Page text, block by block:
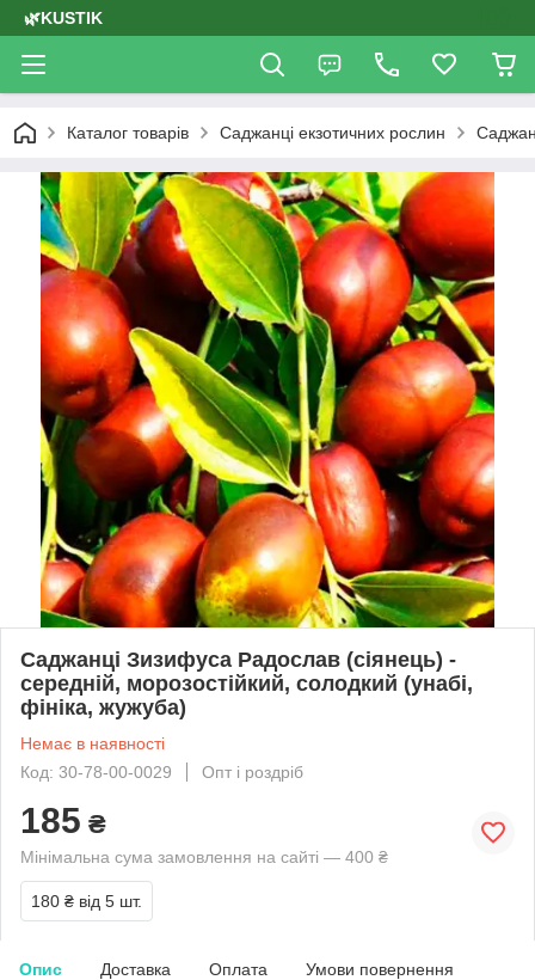
🌿KUSTIK
Каталог товарів Саджанці екзотичних рослин
Саджанці Зизифуса Радослав (сіянець) -
середній, морозостійкий, солодкий (унабі,
фініка, жужуба)
Немає в наявності
Код: 30-78-00-0029
Опт і роздріб
185 ₴
Мінімальна сума замовлення на сайті — 400 ₴
180 ₴ від 5 шт.
Опис Доставка Оплата Умови повернення